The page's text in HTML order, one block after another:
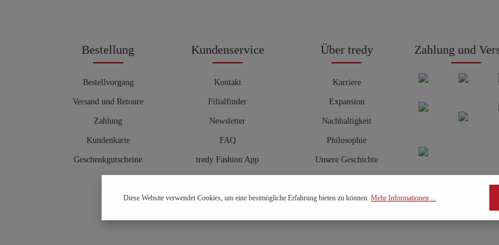
Bestellung
Bestellvorgang
Versand und Retoure
Zahlung
Kundenkarte
Geschenkgutscheine
Kundenservice
Kontakt
Filialfinder
Newsletter
FAQ
tredy Fashion App
Hosenberater
Über tredy
Karriere
Expansion
Nachhaltigkeit
Philosophie
Unsere Geschichte
Zahlung und
Diese Website verwendet Cookies, um eine bestmögliche Erfahrung bieten zu können. Mehr Informationen ...